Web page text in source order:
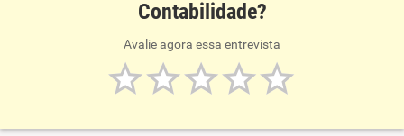
Contabilidade?
Avalie agora essa entrevista